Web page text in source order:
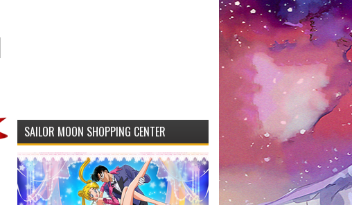
SAILOR MOON SHOPPING CENTER